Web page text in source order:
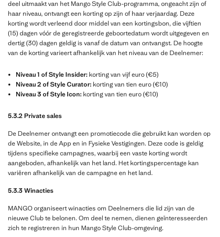
deel uitmaakt van het Mango Style Club-programma, ongeacht zijn of
haar niveau, ontvangt een korting op zijn of haar verjaardag. Deze
korting wordt verleend door middel van een kortingsbon, die vijftien
(15) dagen vóór de geregistreerde geboortedatum wordt uitgegeven en
dertig (30) dagen geldig is vanaf de datum van ontvangst. De hoogte
van de korting varieert afhankelijk van het niveau van de Deelnemer:
Niveau 1 of Style Insider: korting van vijf euro (€5)
Niveau 2 of Style Curator: korting van tien euro (€10)
Niveau 3 of Style Icon: korting van tien euro (€10)
5.3.2 Private sales
De Deelnemer ontvangt een promotiecode die gebruikt kan worden op
de Website, in de App en in Fysieke Vestigingen. Deze code is geldig
tijdens specifieke campagnes, waarbij een vaste korting wordt
aangeboden, afhankelijk van het land. Het kortingspercentage kan
variëren afhankelijk van de campagne en het land.
5.3.3 Winacties
MANGO organiseert winacties om Deelnemers die lid zijn van de
nieuwe Club te belonen. Om deel te nemen, dienen geïnteresseerden
zich te registreren in hun Mango Style Club-omgeving.